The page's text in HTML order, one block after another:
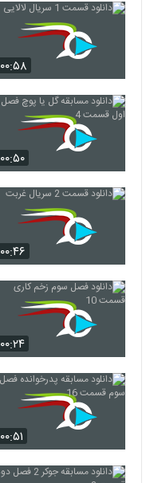
۰۰:۵۸
۰۰:۵۰
۰۰:۴۶
۰۰:۲۴
۰۰:۵۱